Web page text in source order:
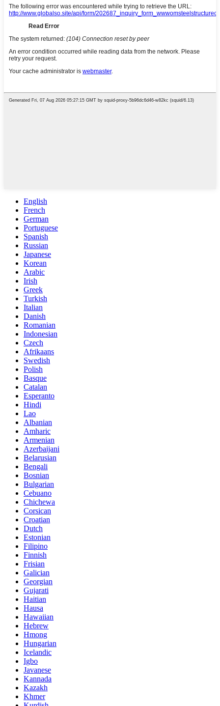
English
French
German
Portuguese
Spanish
Russian
Japanese
Korean
Arabic
Irish
Greek
Turkish
Italian
Danish
Romanian
Indonesian
Czech
Afrikaans
Swedish
Polish
Basque
Catalan
Esperanto
Hindi
Lao
Albanian
Amharic
Armenian
Azerbaijani
Belarusian
Bengali
Bosnian
Bulgarian
Cebuano
Chichewa
Corsican
Croatian
Dutch
Estonian
Filipino
Finnish
Frisian
Galician
Georgian
Gujarati
Haitian
Hausa
Hawaiian
Hebrew
Hmong
Hungarian
Icelandic
Igbo
Javanese
Kannada
Kazakh
Khmer